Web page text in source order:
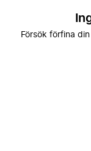
Försök förfina